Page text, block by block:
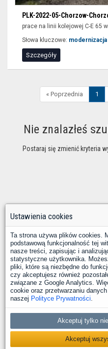
PLK-2022-05-Chorzow-
prace na linii kolejowej C-E 65
Słowa kluczowe: modernizacja
Szczegóły
« Poprzednia 1
Nie znalazłeś
Postaraj się zmienić kryteria
Ustawienia cookies
Ta strona używa plików cookies.
podstawową funkcjonalność tej
nasze treści, zapisując i
statystyczne użytkownika.
pliki, które są niezbędne do
czy akceptujesz również
związane z Google Analytics.
cookie oraz przetwarzaniu
naszej Polityce Prywatności.
Akceptuj tylko
Akceptuj